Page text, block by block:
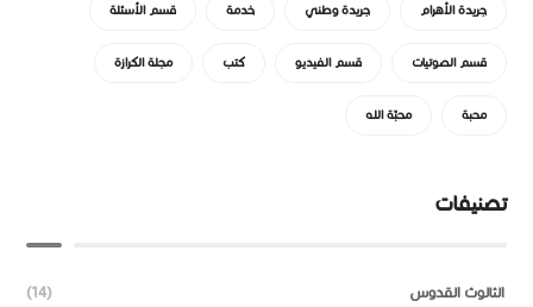
جريدة الأهرام جريدة وطني خدمة قسم الأسئلة
قسم الصوتيات قسم الفيديو كتب مجلة الكرازة
محبة محبّة الله
تصنيفات
الثالوث القدوس (14)